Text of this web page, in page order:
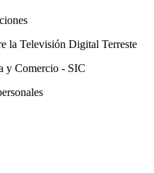
la Televisión Digital Terreste
y Comercio - SIC